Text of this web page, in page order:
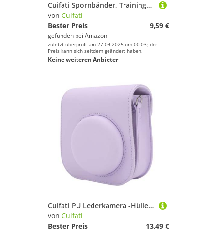
Cuifati Spornbänder, Trainingsausrüstung für das Training Zum Training (violett)
von Cuifati
Bester Preis
9,59 €
gefunden bei Amazon
zuletzt überprüft am 27.09.2025 um 00:03; der
Preis kann sich seitdem geändert haben.
Keine weiteren Anbieter
Cuifati PU Lederkamera -Hülle, Bequemer Touch Scratch Proof Camera Schutzhülle für Instantkameras (Purple)
von Cuifati
Bester Preis
13,49 €